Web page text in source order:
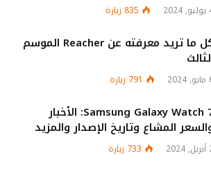
835 زيارة
كل ما تريد معرفته عن Reacher الموسم
791 زيارة
Samsung Galaxy Watch 7: الأخبار
المشاع وتاريخ الإصدار والمزيد
733 زيارة